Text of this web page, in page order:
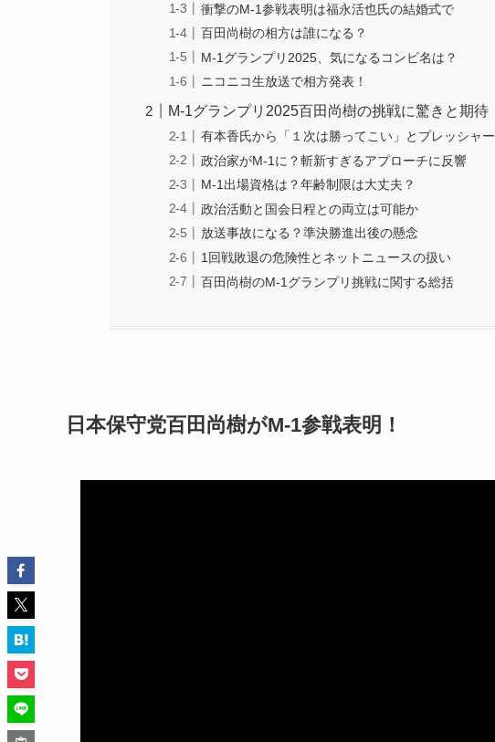
衝撃のM-1参戦表明は福永活也氏の結婚式で
百田尚樹の相方は誰になる？
M-1グランプリ2025、気になるコンビ名は？
ニコニコ生放送で相方発表！
M-1グランプリ2025百田尚樹の挑戦に驚きと期待
有本香氏から「１次は勝ってこい」とプレッシャー
政治家がM-1に？斬新すぎるアプローチに反響
M-1出場資格は？年齢制限は大丈夫？
政治活動と国会日程との両立は可能か
放送事故になる？準決勝進出後の懸念
1回戦敗退の危険性とネットニュースの扱い
百田尚樹のM-1グランプリ挑戦に関する総括
日本保守党百田尚樹がM-1参戦表明！